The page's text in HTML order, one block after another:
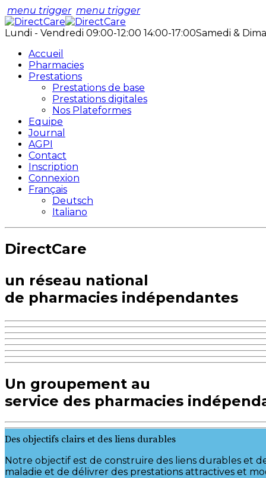
menu trigger menu trigger
Lundi - Vendredi 09:00-12:00 14:00-17:00Samedi &
Accueil
Pharmacies
Prestations
Prestations de base
Prestations digitales
Nos Plateformes
Equipe
Journal
AGPI
Contact
Inscription
Connexion
Français
Deutsch
Italiano
DirectCare
un réseau national
de pharmacies indépendantes
Un groupement au
service des pharmacies
Des objectifs clairs et des liens durables
Notre objectif est de construire des liens durables et
maladie et de délivrer des prestations attractives et